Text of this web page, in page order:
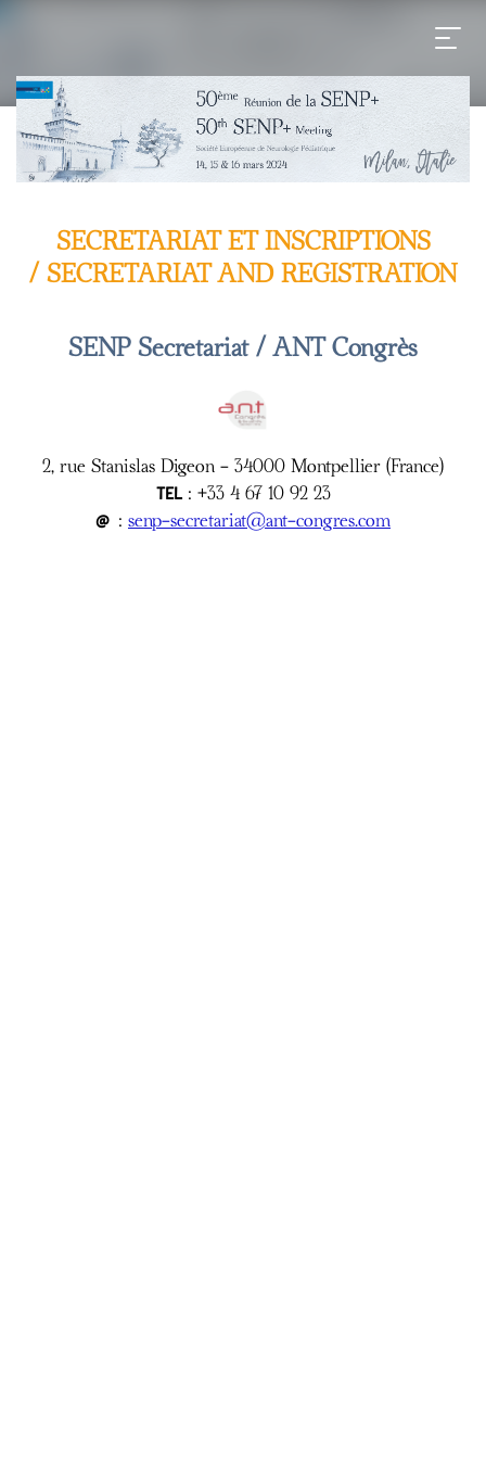
SECRETARIAT ET INSCRIPTIONS
/ SECRETARIAT AND REGISTRATION
SENP Secretariat / ANT Congrès
2, rue Stanislas Digeon - 34000 Montpellier (France)
TEL: +33 4 67 10 92 23
@ : senp-secretariat@ant-congres.com